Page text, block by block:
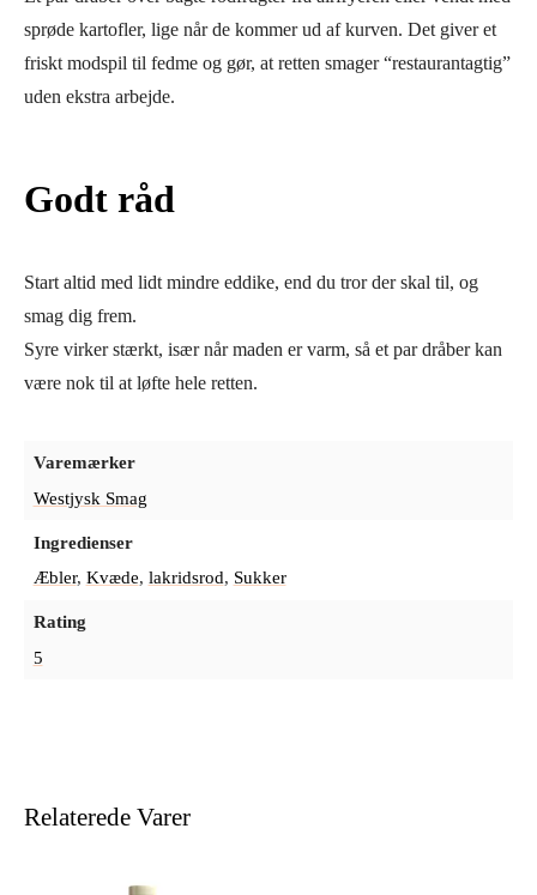
sprøde kartofler, lige når de kommer ud af kurven. Det giver et
friskt modspil til fedme og gør, at retten smager “restaurantagtig”
uden ekstra arbejde.
Godt råd
Start altid med lidt mindre eddike, end du tror der skal til, og
smag dig frem.
Syre virker stærkt, især når maden er varm, så et par dråber kan
være nok til at løfte hele retten.
Varemærker
Westjysk Smag
Ingredienser
Æbler, Kvæde, lakridsrod, Sukker
Rating
5
Relaterede Varer